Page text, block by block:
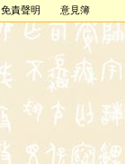
免責聲明 意見簿